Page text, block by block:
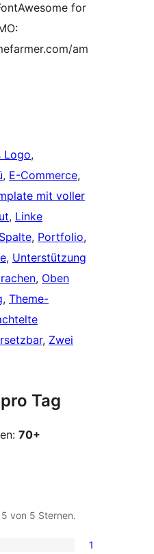
for
am
Logo
, E-Commerce
mit voller
, Linke
, Portfolio
, Unterstützung
, Oben
, Theme-
, Zwei
Tag
70+
5 von 5 Sternen.
1